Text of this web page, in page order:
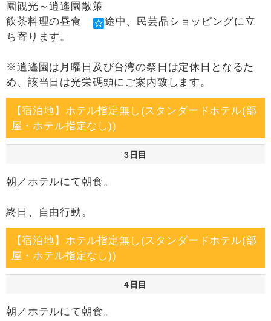
園観光～逍遙園散策
飲茶料理の昼食
途中、民芸品ショッピングに立
ち寄ります。
※逍遙園は月曜日及び台湾の祭日は定休日となるた
め、該当日は光栄碼頭にご案内致します。
【宿泊地】ホテル指定無し(スタンダードホテル(部
屋・ホテル指定なし))
3日目
朝／ホテルにて朝食。
終日、自由行動。
【宿泊地】ホテル指定無し(スタンダードホテル(部
屋・ホテル指定なし))
4日目
朝／ホテルにて朝食。